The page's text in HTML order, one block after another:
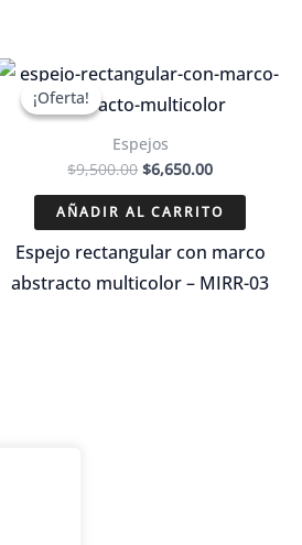
¡Oferta!
¡Oferta!
Espejos
$9,500.00 El
original
era:
$9,500.00.
$6,650.00El
actual
es:
$6,650.00.
AÑADIR AL CARRITO
Espejo rectangular con marco
abstracto multicolor – MIRR-03